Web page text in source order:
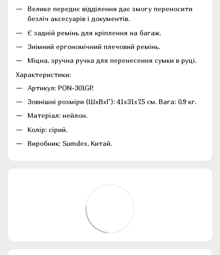
Велике переднє відділення дає змогу переносити
безліч аксесуарів і документів.
Є задній ремінь для кріплення на багаж.
Знімний ергономічний плечовий ремінь.
Міцна, зручна ручка для перенесення сумки в руці.
Характеристики:
Артикул: PON-301GP.
Зовнішні розміри (ШхВхГ): 41x31x7,5 см. Вага: 0,9 кг.
Матеріал: нейлон.
Колір: сірий.
Виробник: Sumdex, Китай.